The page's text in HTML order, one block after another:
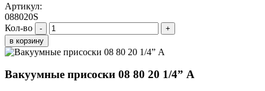
Артикул:
088020S
Кол-во
-
+
в корзину
Вакуумные присоски 08 80 20 1/4” A